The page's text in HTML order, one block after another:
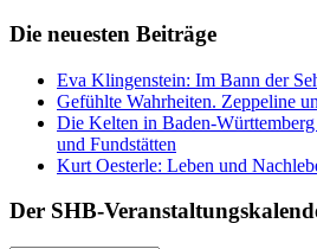
Die neuesten Beiträge
Eva Klingenstein: Im Bann der
Gefühlte Wahrheiten. Zeppeline
Die Kelten in Baden-
und Fundstätten
Kurt Oesterle: Leben und
Der SHB-